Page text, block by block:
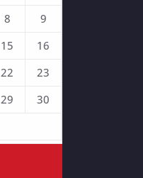
8
9
15
16
22
23
29
30